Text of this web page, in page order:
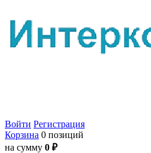
Войти Регистрация
Корзина 0 позиций
на сумму 0 ₽